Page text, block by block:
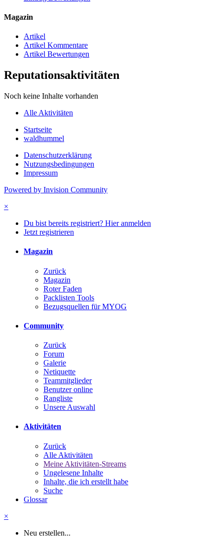
Magazin
Artikel
Artikel Kommentare
Artikel Bewertungen
Reputationsaktivitäten
Noch keine Inhalte vorhanden
Alle Aktivitäten
Startseite
waldhummel
Datenschutzerklärung
Nutzungsbedingungen
Impressum
Powered by Invision Community
×
Du bist bereits registriert? Hier anmelden
Jetzt registrieren
Magazin
Zurück
Magazin
Roter Faden
Packlisten Tools
Bezugsquellen für MYOG
Community
Zurück
Forum
Galerie
Netiquette
Teammitglieder
Benutzer online
Rangliste
Unsere Auswahl
Aktivitäten
Zurück
Alle Aktivitäten
Meine Aktivitäten-Streams
Ungelesene Inhalte
Inhalte, die ich erstellt habe
Suche
Glossar
×
Neu erstellen...